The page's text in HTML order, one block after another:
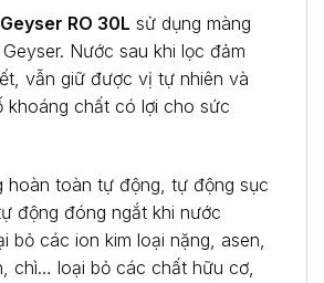
RO 30L sử dụng màng
Nước sau khi lọc đảm
vẫn giữ được vị tự nhiên và
khoáng chất có lợi cho sức
hoàn toàn tự động, tự động sục
động đóng ngắt khi nước
bỏ các ion kim loại nặng, asen,
chì… loại bỏ các chất hữu cơ,